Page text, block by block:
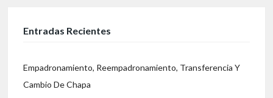
Entradas Recientes
Empadronamiento, Reempadronamiento, Transferencia Y
Cambio De Chapa